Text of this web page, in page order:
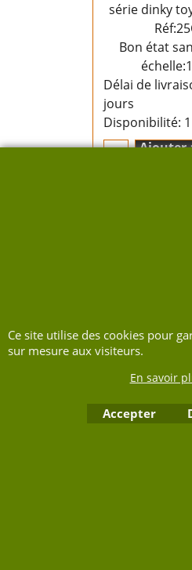
série dinky
Bon état
Délai de
jours
Disponibilité: 1
Ajouter
Ce site utilise des cookies pour
sur mesure aux visiteurs.
En savoir
Accepter